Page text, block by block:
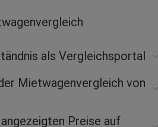
als Vergleichsportal
Mietwagenvergleich von
Preise auf